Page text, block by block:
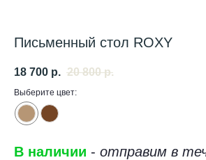
Письменный стол ROXY
18 700 р. 20 800 р.
Выберите цвет:
В наличии - отправим в